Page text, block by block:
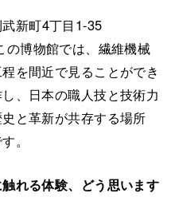
新町4丁目1-35
の博物館では、繊維機械
を間近で見ることができ
、日本の職人技と技術力
と革新が共存する場所
。
れる体験、どう思います